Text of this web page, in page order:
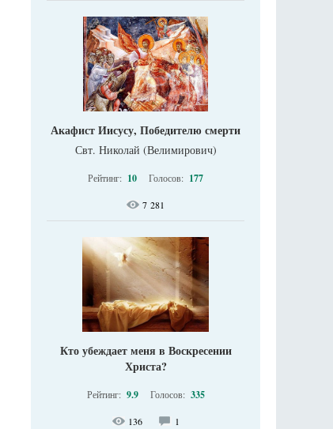
Акафист Иисусу, Победителю смерти
Свт. Николай (Велимирович)
Рейтинг: 10 Голосов: 177
7 281
Кто убеждает меня в Воскресении
Христа?
Рейтинг: 9.9 Голосов: 335
136 1